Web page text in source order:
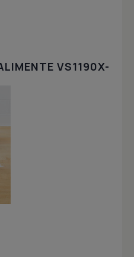
VS1190X-